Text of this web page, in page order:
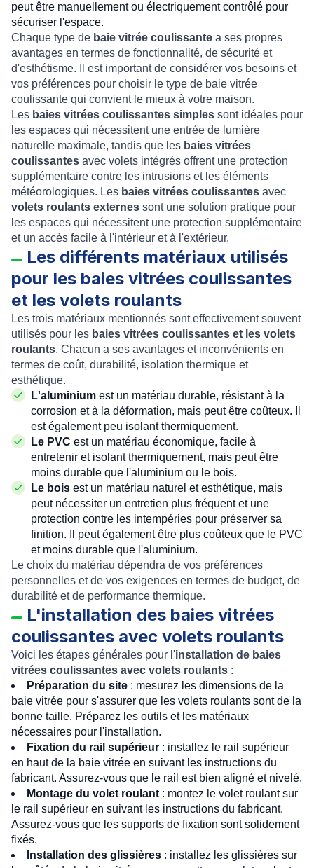
peut être manuellement ou électriquement contrôlé pour
sécuriser l'espace.
Chaque type de baie vitrée coulissante a ses propres
avantages en termes de fonctionnalité, de sécurité et
d'esthétisme. Il est important de considérer vos besoins et
vos préférences pour choisir le type de baie vitrée
coulissante qui convient le mieux à votre maison.
Les baies vitrées coulissantes simples sont idéales pour
les espaces qui nécessitent une entrée de lumière
naturelle maximale, tandis que les baies vitrées
coulissantes avec volets intégrés offrent une protection
supplémentaire contre les intrusions et les éléments
météorologiques. Les baies vitrées coulissantes avec
volets roulants externes sont une solution pratique pour
les espaces qui nécessitent une protection supplémentaire
et un accès facile à l'intérieur et à l'extérieur.
Les différents matériaux utilisés
pour les baies vitrées coulissantes
et les volets roulants
Les trois matériaux mentionnés sont effectivement souvent
utilisés pour les baies vitrées coulissantes et les volets
roulants. Chacun a ses avantages et inconvénients en
termes de coût, durabilité, isolation thermique et
esthétique.
L'aluminium est un matériau durable, résistant à la
corrosion et à la déformation, mais peut être coûteux. Il
est également peu isolant thermiquement.
Le PVC est un matériau économique, facile à
entretenir et isolant thermiquement, mais peut être
moins durable que l'aluminium ou le bois.
Le bois est un matériau naturel et esthétique, mais
peut nécessiter un entretien plus fréquent et une
protection contre les intempéries pour préserver sa
finition. Il peut également être plus coûteux que le PVC
et moins durable que l'aluminium.
Le choix du matériau dépendra de vos préférences
personnelles et de vos exigences en termes de budget, de
durabilité et de performance thermique.
L'installation des baies vitrées
coulissantes avec volets roulants
Voici les étapes générales pour l'installation de baies
vitrées coulissantes avec volets roulants :
Préparation du site : mesurez les dimensions de la
baie vitrée pour s'assurer que les volets roulants sont de la
bonne taille. Préparez les outils et les matériaux
nécessaires pour l'installation.
Fixation du rail supérieur : installez le rail supérieur
en haut de la baie vitrée en suivant les instructions du
fabricant. Assurez-vous que le rail est bien aligné et nivelé.
Montage du volet roulant : montez le volet roulant sur
le rail supérieur en suivant les instructions du fabricant.
Assurez-vous que les supports de fixation sont solidement
fixés.
Installation des glissières : installez les glissières sur